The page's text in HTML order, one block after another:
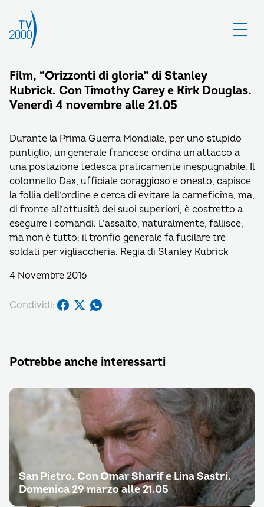
Film, “Orizzonti di gloria” di Stanley
Kubrick. Con Timothy Carey e Kirk Douglas.
Venerdì 4 novembre alle 21.05
Durante la Prima Guerra Mondiale, per uno stupido
puntiglio, un generale francese ordina un attacco a
una postazione tedesca praticamente inespugnabile. Il
colonnello Dax, ufficiale coraggioso e onesto, capisce
la follia dell’ordine e cerca di evitare la carneficina, ma,
di fronte all’ottusità dei suoi superiori, è costretto a
eseguire i comandi. L’assalto, naturalmente, fallisce,
ma non è tutto: il tronfio generale fa fucilare tre
soldati per vigliaccheria. Regia di Stanley Kubrick
4 Novembre 2016
Condividi:
Potrebbe anche interessarti
San Pietro. Con Omar Sharif e Lina Sastri.
Domenica 29 marzo alle 21.05